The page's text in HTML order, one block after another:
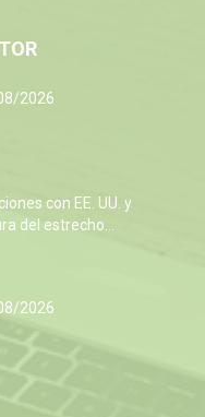
2026
con EE. UU. y
del estrecho...
2026